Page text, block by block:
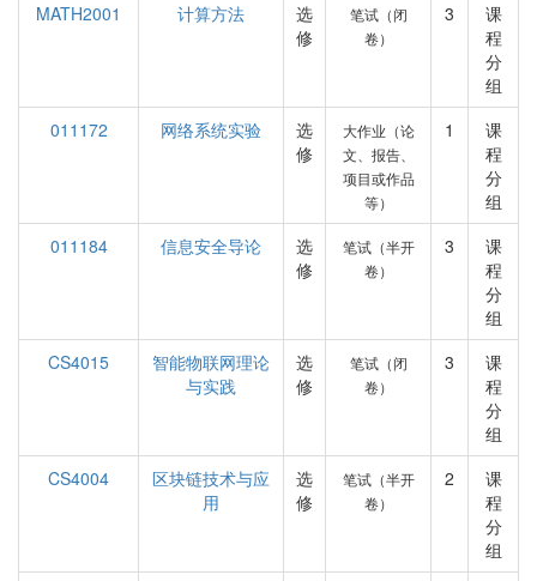
MATH2001
计算方法
选
修
笔试（闭
卷）
3
课
程
分
组
011172
网络系统实验
选
修
大作业（论
文、报告、
项目或作品
等）
1
课
程
分
组
011184
信息安全导论
选
修
笔试（半开
卷）
3
课
程
分
组
CS4015
智能物联网理论
与实践
选
修
笔试（闭
卷）
3
课
程
分
组
CS4004
区块链技术与应
用
选
修
笔试（半开
卷）
2
课
程
分
组